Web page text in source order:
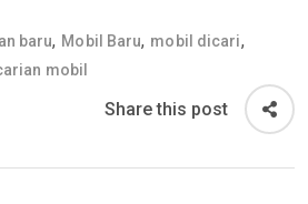
baru, Mobil Baru, mobil dicari,
mobil
Share this post